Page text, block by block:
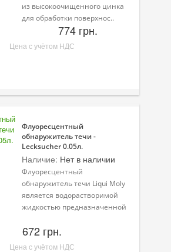
программа
из высокоочищенного цинка
для обработки поверхнос..
774 грн.
Цена с учётом НДС
Флуоресцентный
обнаружитель течи -
Lecksucher 0.05л.
Наличие: Нет в наличии
Флуоресцентный
обнаружитель течи Liqui Moly
является водорастворимой
жидкостью предназначенной
672 грн.
Цена с учётом НДС